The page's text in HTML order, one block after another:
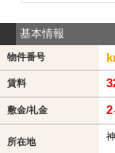
基本情報
物件番号
賃料
敷金/礼金 2
所在地